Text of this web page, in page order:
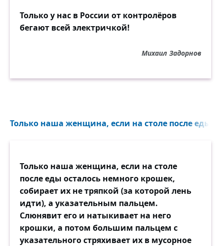
Только у нас в России от контролёров
бегают всей электричкой!
Михаил Задорнов
Только наша женщина, если на столе после еды
Только наша женщина, если на столе
после еды осталось немного крошек,
собирает их не тряпкой (за которой лень
идти), а указательным пальцем.
Слюнявит его и натыкивает на него
крошки, а потом большим пальцем с
указательного стряхивает их в мусорное